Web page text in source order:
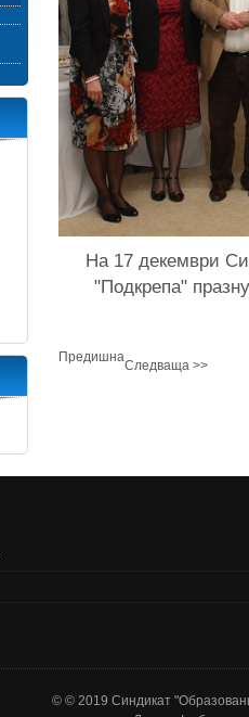
На 17 декември
"Подкрепа"
Предишна
Следваща >>
© © 2019 Синдикат